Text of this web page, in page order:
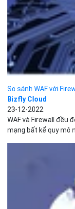
Bizfly Cloud
23-12-2022
WAF và Firewall đều
mạng bất kể quy mô
9 Cách cải thiện